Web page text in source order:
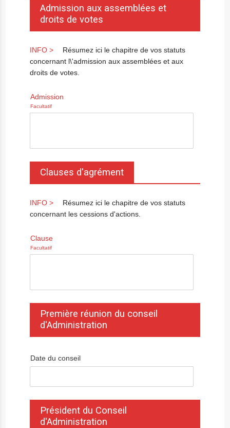
Admission aux assemblées et
droits de votes
Résumez ici le chapitre de vos statuts
concernant l\'admission aux assemblées et aux
droits de votes.
Admission
Facultatif
Clauses d'agrément
Résumez ici le chapitre de vos statuts
concernant les cessions d'actions.
Clause
Facultatif
Première réunion du conseil
d'Administration
Date du conseil
Président du Conseil
d'Administration